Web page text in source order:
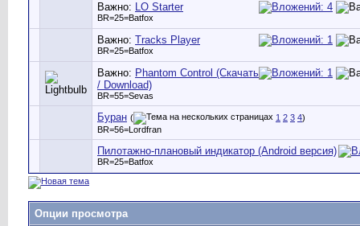
Важно: LO Starter
BR=25=Batfox
Важно: Tracks Player
BR=25=Batfox
Важно: Phantom Control (Скачать
/ Download)
BR=55=Sevas
Буран ( 1 2 3 4)
BR=56=Lordfran
Пилотажно-плановый индикатор (Android версия)
BR=25=Batfox
Опции просмотра